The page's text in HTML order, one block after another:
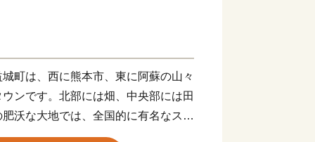
町は、西に熊本市、東に阿蘇の山々
ンです。北部には畑、中央部には田
沃な大地では、全国的に有名なスイ
培が盛んに行われている都市と自然